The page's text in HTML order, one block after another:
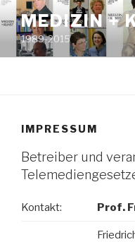
Zum
Inhalt
springen
MEDIZIN +
1989-2015
IMPRESSUM
Betreiber und
Kontakt: Prof.